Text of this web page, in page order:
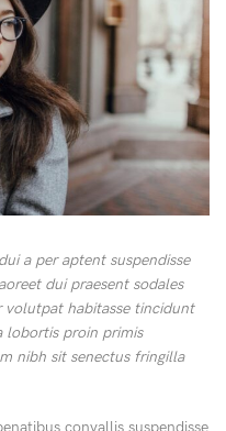
a per aptent suspendisse
dui praesent sodales
volutpat habitasse tincidunt
lobortis proin primis
nibh sit senectus fringilla
convallis suspendisse